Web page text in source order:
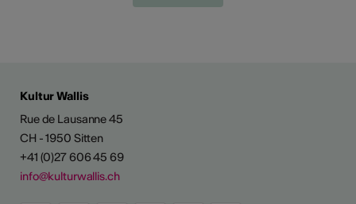
Kultur Wallis
Rue de Lausanne 45
CH - 1950 Sitten
+41 (0)27 606 45 69
info@kulturwallis.ch